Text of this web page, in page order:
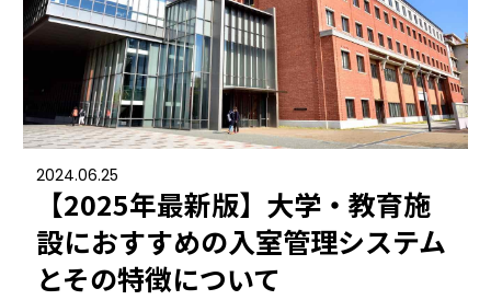
2024.06.25
【2025年最新版】大学・教育施
設におすすめの入室管理システム
とその特徴について
宿泊施設での運用におすすめの記事３選
無人・省人運営の宿泊施設におすすめのPMS 4選
ホテルや宿泊施設に導入するスマートロックの選び方
とポイントを解説
Apple ウォレットを使った宿泊施設のキーレス化と
は？